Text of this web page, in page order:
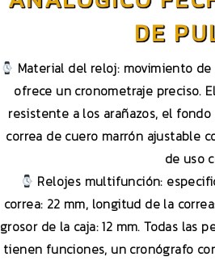
DE
Material del reloj: movimiento
ofrece un cronometraje preciso.
resistente a los arañazos, el
correa de cuero marrón ajustable
de uso
Relojes multifunción:
correa: 22 mm, longitud de la
grosor de la caja: 12 mm. Todas las
tienen funciones, un cronógrafo